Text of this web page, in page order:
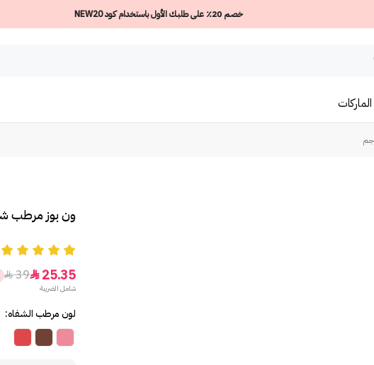
خصم 20٪ على طلبك الأول باستخدام كود NEW20
الماركات
ون بوز مرطب
25.35

39

شامل الضريبة
لون مرطب الشفاه: